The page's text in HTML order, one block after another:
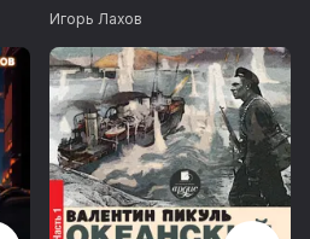
Игорь Лахов